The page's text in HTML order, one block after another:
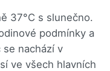
37°C s slunečno.
podmínky a
nachází v
ve všech hlavních